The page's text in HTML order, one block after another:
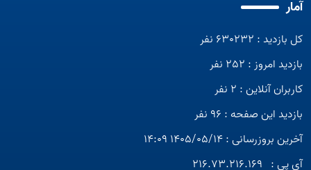
آمار
کل بازدید : 630232 نفر
بازدید امروز : 252 نفر
کاربران آنلاین : 2 نفر
بازدید این صفحه : 96 نفر
آخرین بروزرسانی : 1405/05/14 14:09
آی پی : 216.73.216.169